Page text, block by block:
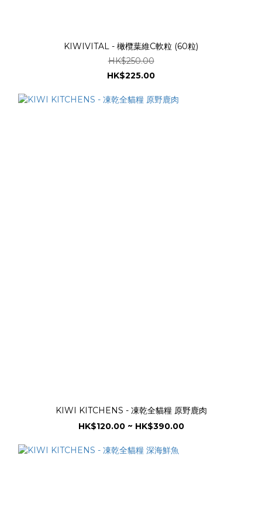
KIWIVITAL - 橄欖葉維C軟粒 (60粒)
HK$250.00
HK$225.00
KIWI KITCHENS - 凍乾全貓糧 原野鹿肉
HK$120.00 ~ HK$390.00